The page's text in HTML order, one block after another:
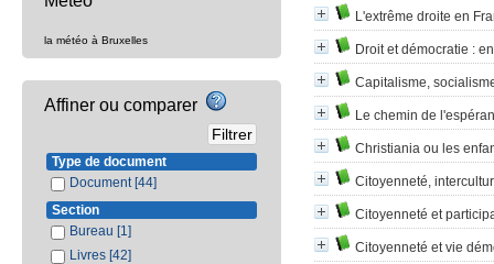
L'extrême droite en
Droit et démocratie :
Capitalisme,
Le chemin de
Christiania ou les
Citoyenneté,
Citoyenneté et
Citoyenneté et vie
la météo à Bruxelles
Affiner ou comparer
Type de document
Document [44]
Section
Bureau [1]
Livres [42]